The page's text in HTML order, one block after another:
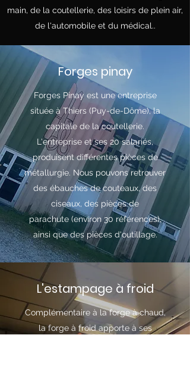
main, de la coutellerie, des loisirs de plein air,
de l'automobile et du médical..
Forges pinay
Forges Pinay est une entreprise
située à Thiers (Puy-de-Dôme), la
capitale de la coutellerie.
L'entreprise et ses 20 salariés,
produisent différentes pièces de
métallurgie. Nous pouvons retrouver
des ébauches de couteaux, des
ciseaux, des pièces de
parachute (environ 30 références),
ainsi que des pièces d'outillage.
L'estampage à froid
Complémentaire à la forge à chaud,
la forge à froid apporte à ses